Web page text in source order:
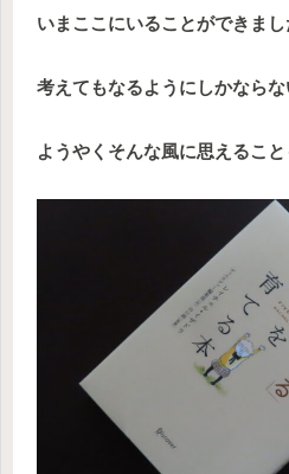
いまここにいることができまし
考えてもなるようにしかならな
ようやくそんな風に思えること